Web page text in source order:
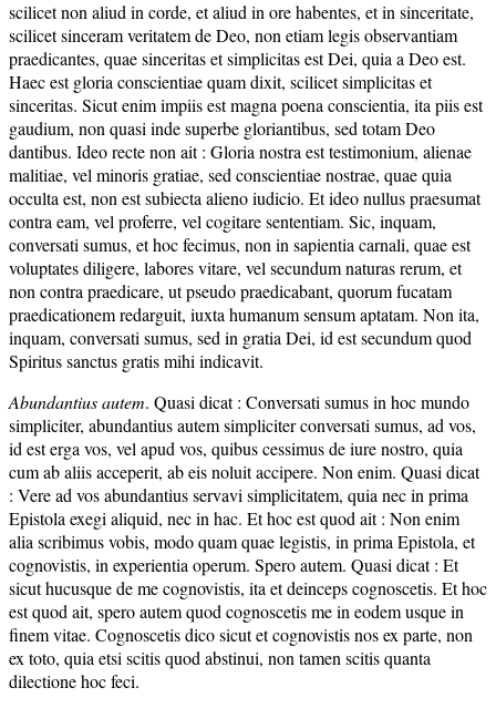
scilicet non aliud in corde, et aliud in ore habentes, et in sinceritate,
scilicet sinceram veritatem de Deo, non etiam legis observantiam
praedicantes, quae sinceritas et simplicitas est Dei, quia a Deo est.
Haec est gloria conscientiae quam dixit, scilicet simplicitas et
sinceritas. Sicut enim impiis est magna poena conscientia, ita piis est
gaudium, non quasi inde superbe gloriantibus, sed totam Deo
dantibus. Ideo recte non ait : Gloria nostra est testimonium, alienae
malitiae, vel minoris gratiae, sed conscientiae nostrae, quae quia
occulta est, non est subiecta alieno iudicio. Et ideo nullus praesumat
contra eam, vel proferre, vel cogitare sententiam. Sic, inquam,
conversati sumus, et hoc fecimus, non in sapientia carnali, quae est
voluptates diligere, labores vitare, vel secundum naturas rerum, et
non contra praedicare, ut pseudo praedicabant, quorum fucatam
praedicationem redarguit, iuxta humanum sensum aptatam. Non ita,
inquam, conversati sumus, sed in gratia Dei, id est secundum quod
Spiritus sanctus gratis mihi indicavit.
Abundantius autem. Quasi dicat : Conversati sumus in hoc mundo
simpliciter, abundantius autem simpliciter conversati sumus, ad vos,
id est erga vos, vel apud vos, quibus cessimus de iure nostro, quia
cum ab aliis acceperit, ab eis noluit accipere. Non enim. Quasi dicat
: Vere ad vos abundantius servavi simplicitatem, quia nec in prima
Epistola exegi aliquid, nec in hac. Et hoc est quod ait : Non enim
alia scribimus vobis, modo quam quae legistis, in prima Epistola, et
cognovistis, in experientia operum. Spero autem. Quasi dicat : Et
sicut hucusque de me cognovistis, ita et deinceps cognoscetis. Et hoc
est quod ait, spero autem quod cognoscetis me in eodem usque in
finem vitae. Cognoscetis dico sicut et cognovistis nos ex parte, non
ex toto, quia etsi scitis quod abstinui, non tamen scitis quanta
dilectione hoc feci.